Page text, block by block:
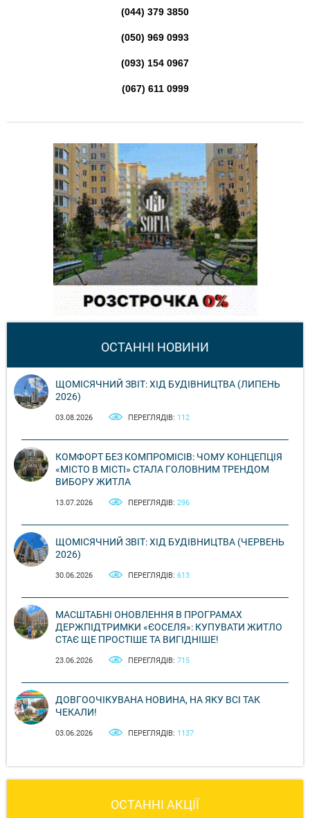
(044) 379 3850
(050) 969 0993
(093) 154 0967
(067) 611 0999
ОСТАННІ НОВИНИ
ЩОМІСЯЧНИЙ ЗВІТ: ХІД БУДІВНИЦТВА (ЛИПЕНЬ
2026)
03.08.2026 ПЕРЕГЛЯДІВ: 112
КОМФОРТ БЕЗ КОМПРОМІСІВ: ЧОМУ КОНЦЕПЦІЯ
«МІСТО В МІСТІ» СТАЛА ГОЛОВНИМ ТРЕНДОМ
ВИБОРУ ЖИТЛА
13.07.2026 ПЕРЕГЛЯДІВ: 296
ЩОМІСЯЧНИЙ ЗВІТ: ХІД БУДІВНИЦТВА (ЧЕРВЕНЬ
2026)
30.06.2026 ПЕРЕГЛЯДІВ: 613
МАСШТАБНІ ОНОВЛЕННЯ В ПРОГРАМАХ
ДЕРЖПІДТРИМКИ «ЄОСЕЛЯ»: КУПУВАТИ ЖИТЛО
СТАЄ ЩЕ ПРОСТІШЕ ТА ВИГІДНІШЕ!
23.06.2026 ПЕРЕГЛЯДІВ: 715
ДОВГООЧІКУВАНА НОВИНА, НА ЯКУ ВСІ ТАК
ЧЕКАЛИ!
03.06.2026 ПЕРЕГЛЯДІВ: 1137
ОСТАННІ АКЦІЇ